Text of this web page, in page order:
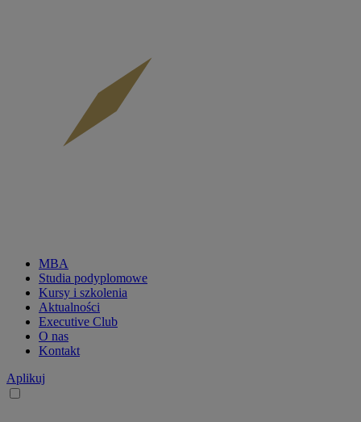
CKP
menu
main
-
desktop
MBA
Studia podyplomowe
Kursy i szkolenia
Aktualności
Executive Club
O nas
Kontakt
Aplikuj